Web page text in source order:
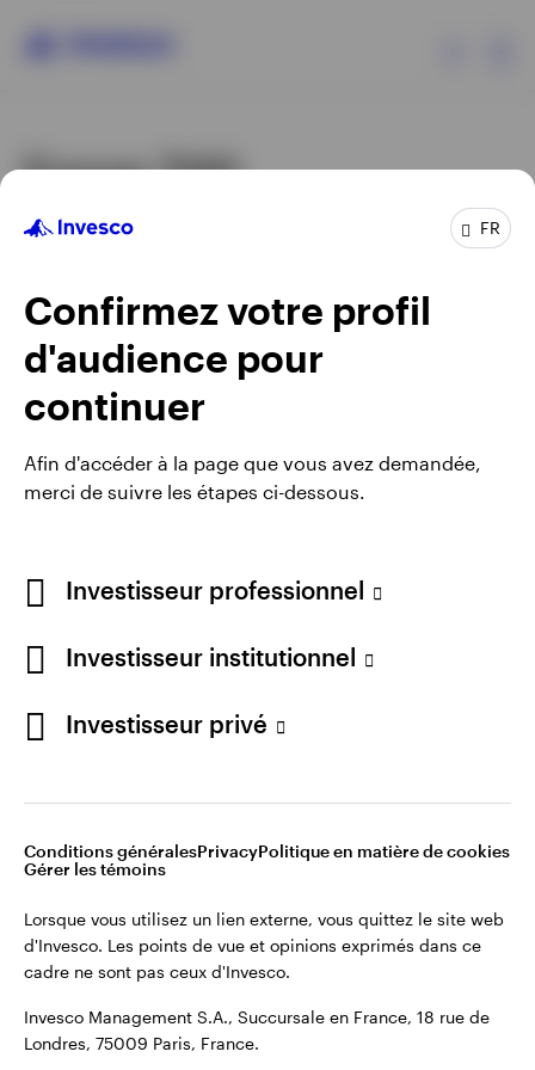
Produits
Analyses
Ressources
Evènements
A propos d’Invesco
Erreur 500
Le serveur a rencontré une erreur interne ou
Veuillez réessayer dans quelque temps ou visitez
notre site
Invesco.eu
Politique de confidentialité
Note sur les cookies
Lorsque vous utilisez un lien externe, vous quittez le
exprimés dans ce cadre ne sont pas ceux d'Invesco.
rue de Londres, 75009 Paris, France.
Restez connecté
FR
Confirmez votre profil
d'audience pour
continuer
Afin d'accéder à la page que vous avez demandée,
merci de suivre les étapes ci-dessous.
Investisseur professionnel
Investisseur institutionnel
Investisseur privé
Conditions généralesPrivacyPolitique en matière de cookies
Gérer les témoins
Lorsque vous utilisez un lien externe, vous quittez le site web
d'Invesco. Les points de vue et opinions exprimés dans ce
cadre ne sont pas ceux d'Invesco.
Invesco Management S.A., Succursale en France, 18 rue de
Londres, 75009 Paris, France.